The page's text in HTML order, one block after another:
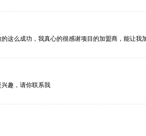
这么成功，我真心的很感谢项目的加盟商，能让
趣，请你联系我